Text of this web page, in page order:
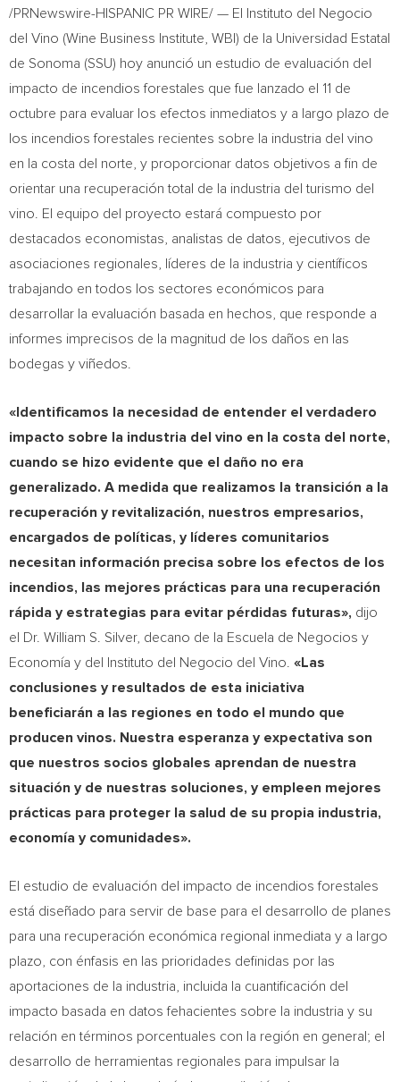
/PRNewswire-HISPANIC PR WIRE/ — El Instituto del Negocio
del Vino (Wine Business Institute, WBI) de la Universidad Estatal
de Sonoma (SSU) hoy anunció un estudio de evaluación del
impacto de incendios forestales que fue lanzado el 11 de
octubre para evaluar los efectos inmediatos y a largo plazo de
los incendios forestales recientes sobre la industria del vino
en la costa del norte, y proporcionar datos objetivos a fin de
orientar una recuperación total de la industria del turismo del
vino. El equipo del proyecto estará compuesto por
destacados economistas, analistas de datos, ejecutivos de
asociaciones regionales, líderes de la industria y científicos
trabajando en todos los sectores económicos para
desarrollar la evaluación basada en hechos, que responde a
informes imprecisos de la magnitud de los daños en las
bodegas y viñedos.
«Identificamos la necesidad de entender el verdadero
impacto sobre la industria del vino en la costa del norte,
cuando se hizo evidente que el daño no era
generalizado. A medida que realizamos la transición a la
recuperación y revitalización, nuestros empresarios,
encargados de políticas, y líderes comunitarios
necesitan información precisa sobre los efectos de los
incendios, las mejores prácticas para una recuperación
rápida y estrategias para evitar pérdidas futuras», dijo
el Dr. William S. Silver, decano de la Escuela de Negocios y
Economía y del Instituto del Negocio del Vino. «Las
conclusiones y resultados de esta iniciativa
beneficiarán a las regiones en todo el mundo que
producen vinos. Nuestra esperanza y expectativa son
que nuestros socios globales aprendan de nuestra
situación y de nuestras soluciones, y empleen mejores
prácticas para proteger la salud de su propia industria,
economía y comunidades».
El estudio de evaluación del impacto de incendios forestales
está diseñado para servir de base para el desarrollo de planes
para una recuperación económica regional inmediata y a largo
plazo, con énfasis en las prioridades definidas por las
aportaciones de la industria, incluida la cuantificación del
impacto basada en datos fehacientes sobre la industria y su
relación en términos porcentuales con la región en general; el
desarrollo de herramientas regionales para impulsar la